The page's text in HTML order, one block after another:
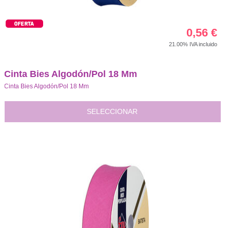
0,56 €
21.00% IVA incluido
Cinta Bies Algodón/Pol 18 Mm
Cinta Bies Algodón/Pol 18 Mm
SELECCIONAR